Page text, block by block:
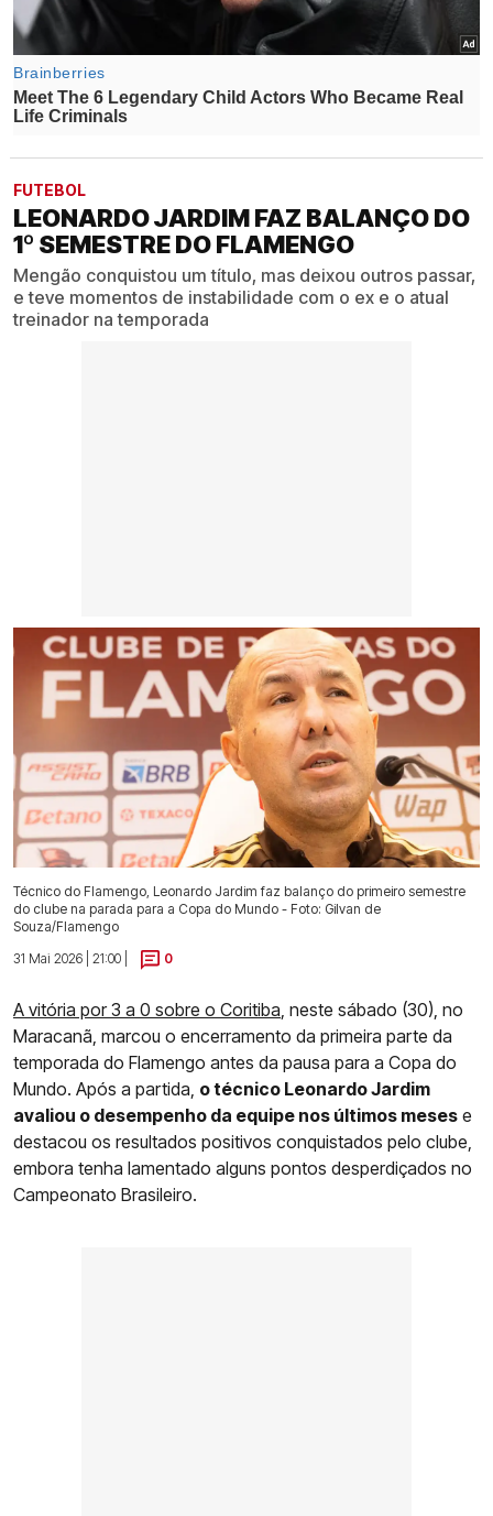
FUTEBOL
LEONARDO JARDIM FAZ BALANÇO DO
1º SEMESTRE DO FLAMENGO
Mengão conquistou um título, mas deixou outros passar,
e teve momentos de instabilidade com o ex e o atual
treinador na temporada
Técnico do Flamengo, Leonardo Jardim faz balanço do primeiro semestre
do clube na parada para a Copa do Mundo - Foto: Gilvan de
Souza/Flamengo
31 Mai 2026 | 21:00 |
0
A vitória por 3 a 0 sobre o Coritiba , neste sábado (30), no
Maracanã, marcou o encerramento da primeira parte da
temporada do Flamengo antes da pausa para a Copa do
Mundo. Após a partida, o técnico Leonardo Jardim
avaliou o desempenho da equipe nos últimos meses e
destacou os resultados positivos conquistados pelo clube,
embora tenha lamentado alguns pontos desperdiçados no
Campeonato Brasileiro.